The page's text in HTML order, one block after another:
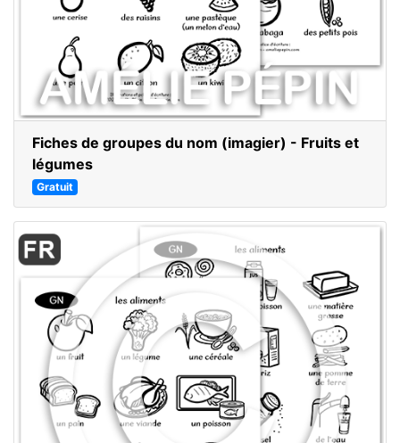
Fiches de groupes du nom (imagier) - Fruits et
légumes
Gratuit